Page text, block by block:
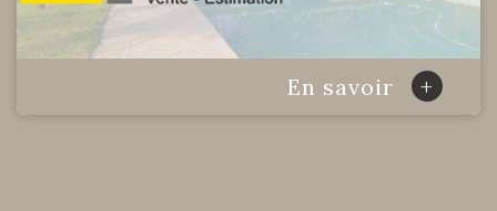
En savoir +